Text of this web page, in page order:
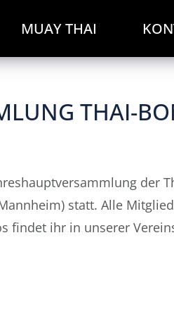
MUAY THAI
THAI-
der
statt. Alle
findet ihr in unserer